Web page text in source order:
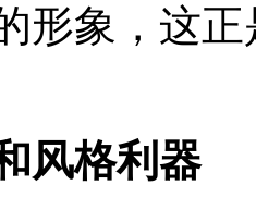
形象，这
风格利器